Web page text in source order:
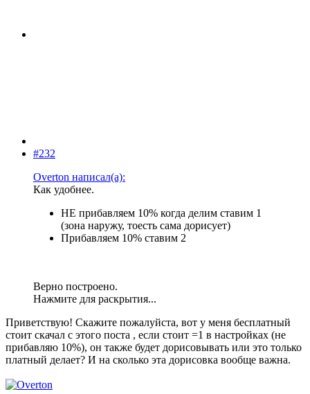
#232
Overton написал(а):
Как удобнее.
НЕ прибавляем 10% когда делим ставим 1
(зона наружу, тоесть сама дорисует)
Прибавляем 10% ставим 2
Верно построено.
Нажмите для раскрытия...
Приветствую! Скажите пожалуйста, вот у меня бесплатный
стоит скачал с этого поста , если стоит =1 в настройках (не
прибавляю 10%), он также будет дорисовывать или это только
платный делает? И на сколько эта дорисовка вообще важна.